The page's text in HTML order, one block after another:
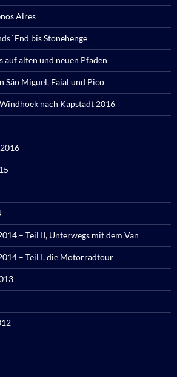
Aires
End bis Stonehenge
auf alten und neuen Pfaden
São Miguel, Faial und Pico
nach Kapstadt 2016
– Teil II, Unterwegs mit dem Van
– Teil I, die Motorradtour